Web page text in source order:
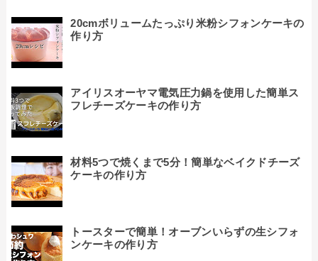
20cmボリュームたっぷり米粉シフォンケーキの
作り方
アイリスオーヤマ電気圧力鍋を使用した簡単ス
フレチーズケーキの作り方
材料5つで焼くまで5分！簡単なベイクドチーズ
ケーキの作り方
トースターで簡単！オーブンいらずの生シフォ
ンケーキの作り方